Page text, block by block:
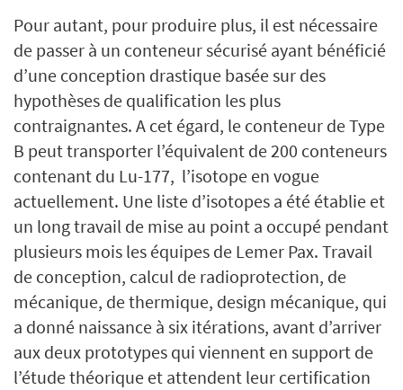
Pour autant, pour produire plus, il est nécessaire
de passer à un conteneur sécurisé ayant bénéficié
d’une conception drastique basée sur des
hypothèses de qualification les plus
contraignantes. A cet égard, le conteneur de Type
B peut transporter l’équivalent de 200 conteneurs
contenant du Lu-177, l’isotope en vogue
actuellement. Une liste d’isotopes a été établie et
un long travail de mise au point a occupé pendant
plusieurs mois les équipes de Lemer Pax. Travail
de conception, calcul de radioprotection, de
mécanique, de thermique, design mécanique, qui
a donné naissance à six itérations, avant d’arriver
aux deux prototypes qui viennent en support de
l’étude théorique et attendent leur certification